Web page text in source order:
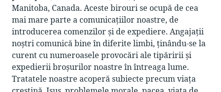
Manitoba, Canada. Aceste birouri se ocupă de cea
mai mare parte a comunicațiilor noastre, de
introducerea comenzilor și de expediere. Angajații
noștri comunică bine în diferite limbi, ținându-se la
curent cu numeroasele provocări ale tipăririi și
expedierii broșurilor noastre în întreaga lume.
Tratatele noastre acoperă subiecte precum viața